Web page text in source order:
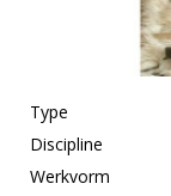
Type
Discipline
Werkvorm